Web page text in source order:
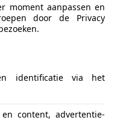
moment aanpassen en
door de Privacy
en identificatie via het
content, advertentie-